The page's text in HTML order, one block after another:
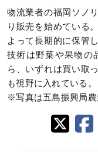
物流業者の福岡ソノ
り販売を始めている
よって長期的に保管
技術は野菜や果物の
ら、いずれは買い取
も視野に入れている。
※写真は五島振興局